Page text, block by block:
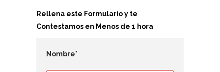
Rellena este Formulario y te
Contestamos en Menos de 1 hora
Nombre*